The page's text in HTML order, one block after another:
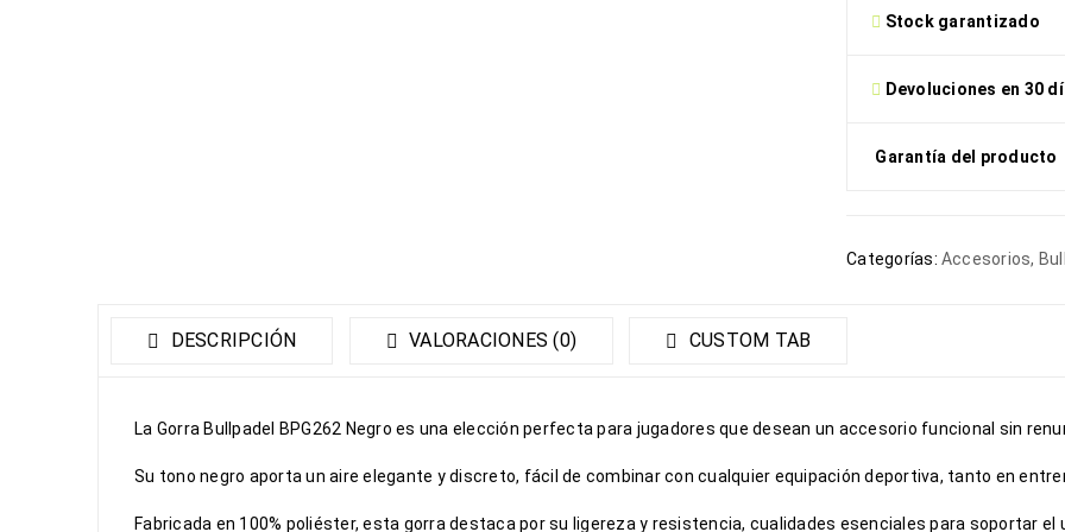
Stock garantizado
Devoluciones en 30
Garantía del producto
Categorías: Accesorios,
DESCRIPCIÓN VALORACIONES (0) CUSTOM TAB
La Gorra Bullpadel BPG262 Negro es una elección perfecta para jugadores que desean un accesorio funcional sin
Su tono negro aporta un aire elegante y discreto, fácil de combinar con cualquier equipación deportiva, tanto en
Fabricada en 100% poliéster, esta gorra destaca por su ligereza y resistencia, cualidades esenciales para soportar el